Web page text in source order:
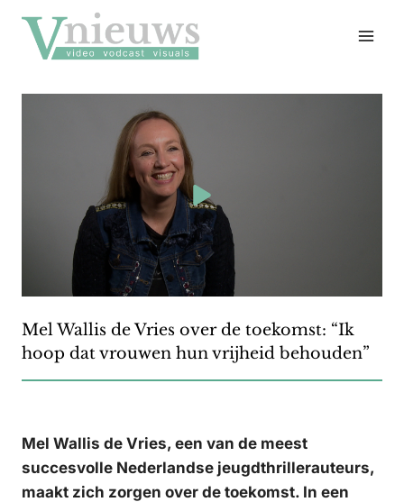
naar
inhoud
Mel Wallis de Vries over de toekomst: “Ik
hoop dat vrouwen hun vrijheid behouden”
Mel Wallis de Vries, een van de meest
succesvolle Nederlandse jeugdthrillerauteurs,
maakt zich zorgen over de toekomst. In een